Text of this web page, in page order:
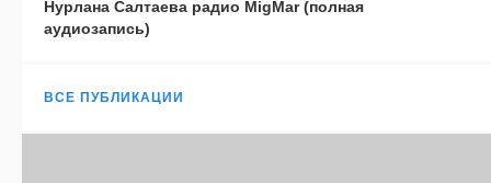
Нурлана Салтаева радио MigMar (полная
аудиозапись)
ВСЕ ПУБЛИКАЦИИ